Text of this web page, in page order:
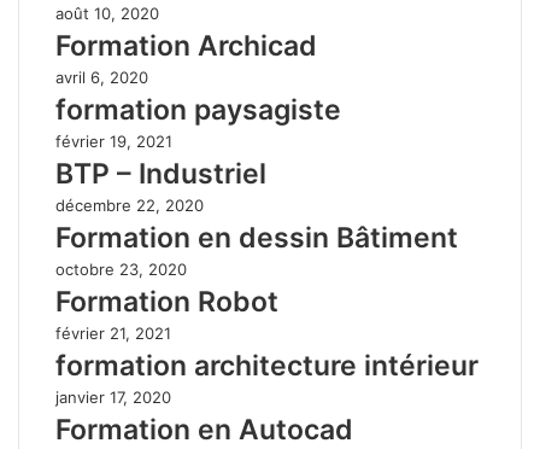
août 10, 2020
Formation Archicad
avril 6, 2020
formation paysagiste
février 19, 2021
BTP – Industriel
décembre 22, 2020
Formation en dessin Bâtiment
octobre 23, 2020
Formation Robot
février 21, 2021
formation architecture intérieur
janvier 17, 2020
Formation en Autocad